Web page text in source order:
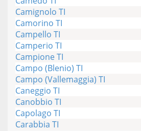
Camignolo TI
Camorino TI
Campello TI
Camperio TI
Campione TI
Campo (Blenio) TI
Campo (Vallemaggia) TI
Caneggio TI
Canobbio TI
Capolago TI
Carabbia TI